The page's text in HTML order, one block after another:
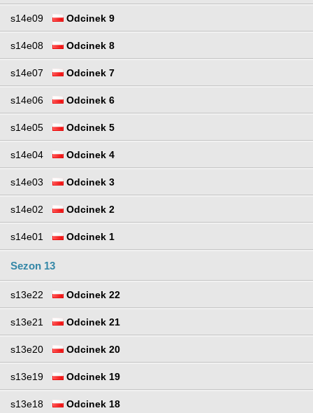
s14e09 Odcinek 9
s14e08 Odcinek 8
s14e07 Odcinek 7
s14e06 Odcinek 6
s14e05 Odcinek 5
s14e04 Odcinek 4
s14e03 Odcinek 3
s14e02 Odcinek 2
s14e01 Odcinek 1
Sezon 13
s13e22 Odcinek 22
s13e21 Odcinek 21
s13e20 Odcinek 20
s13e19 Odcinek 19
s13e18 Odcinek 18